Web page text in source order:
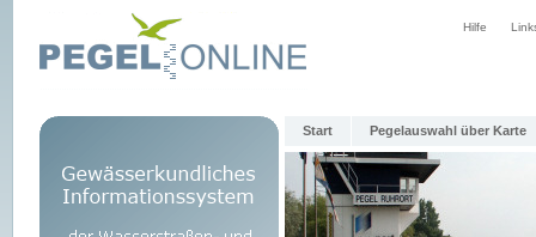
Hilfe
Start Pegelauswahl über Karte